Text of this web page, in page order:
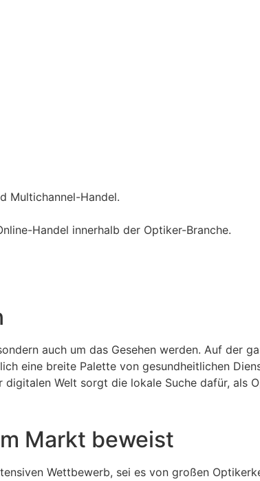
Multichannel-Handel.
Handel innerhalb der Optiker-Branche.
auch um das Gesehen werden. Auf der
eine breite Palette von gesundheitlichen
Welt sorgt die lokale Suche dafür, als
Markt beweist
Wettbewerb, sei es von großen